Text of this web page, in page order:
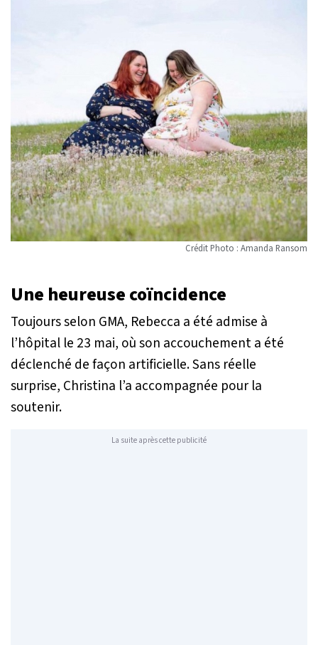
Crédit Photo : Amanda Ransom
Une heureuse coïncidence
Toujours selon GMA, Rebecca a été admise à
l’hôpital le 23 mai, où son accouchement a été
déclenché de façon artificielle. Sans réelle
surprise, Christina l’a accompagnée pour la
soutenir.
La suite après cette publicité